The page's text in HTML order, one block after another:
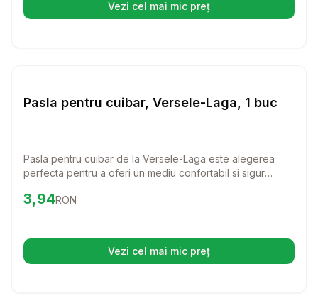
Vezi cel mai mic preț(se deschide într-o filă nouă)
Cuiburi Pasari
Pasla pentru cuibar, Versele-Laga, 1 buc
Pasla pentru cuibar de la Versele-Laga este alegerea
perfecta pentru a oferi un mediu confortabil si sigur
ajuta la crearea unui cuib calduros, ideal pentru oua si
Preț:3.94
3,94RON
Vezi cel mai mic preț(se deschide într-o filă nouă)